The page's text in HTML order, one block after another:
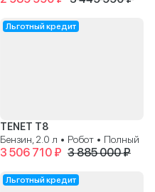
Льготный кредит
TENET T8
Бензин, 2.0 л • Робот • Полный
3 506 710 ₽ 3 885 000 ₽
Льготный кредит